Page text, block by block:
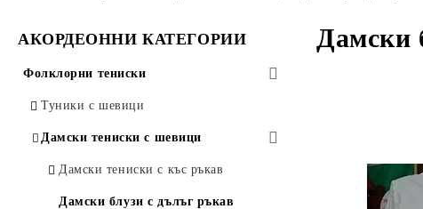
АКОРДЕОННИ КАТЕГОРИИ
Фолклорни тениски
Туники с шевици
Дамски тениски с шевици
Дамски тениски с къс ръкав
Дамски блузи с дълъг ръкав
Дамски